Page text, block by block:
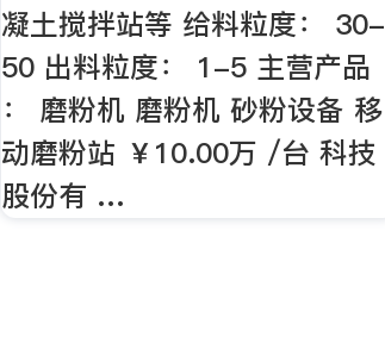
凝土搅拌站等 给料粒度： 30-
50 出料粒度： 1-5 主营产品
： 磨粉机 磨粉机 砂粉设备 移
动磨粉站 ￥10.00万 /台 科技
股份有 …